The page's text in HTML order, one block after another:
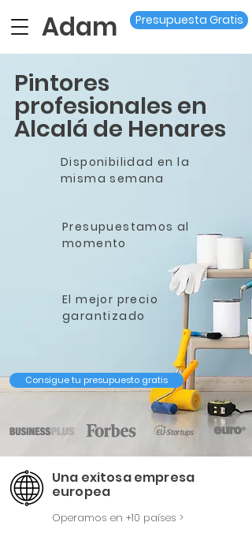
Adam Presupuesta Gratis
Pintores
profesionales en
Alcalá de Henares
Disponibilidad en la
misma semana
Presupuestamos al
momento
El mejor precio
garantizado
Consigue tu presupuesto gratis
Una exitosa empresa
europea
Operamos en +10 países >